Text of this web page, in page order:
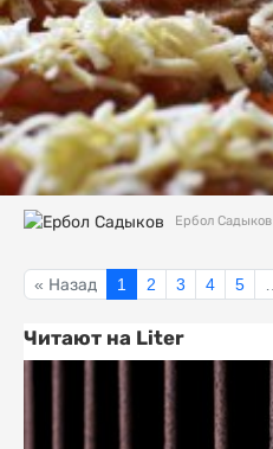
Ербол Садыков
« Назад 1 2 3 4 5
Читают на Liter